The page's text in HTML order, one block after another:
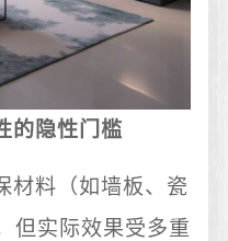
的隐性门槛
材料（如墙板、瓷
但实际效果受多重